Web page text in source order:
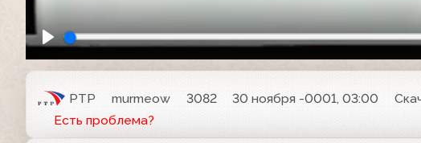
РТР murmeow 3082 30 ноября -0001, 03:00
Есть проблема?